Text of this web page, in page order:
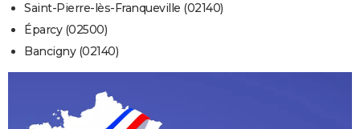
Saint-Pierre-lès-Franqueville (02140)
Éparcy (02500)
Bancigny (02140)